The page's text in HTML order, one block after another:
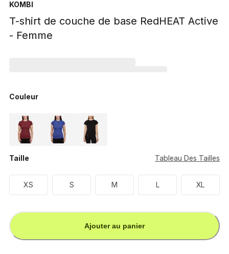
KOMBI
T-shirt de couche de base RedHEAT Active
- Femme
Couleur
Taille Tableau Des Tailles
XS S M L XL
Ajouter au panier